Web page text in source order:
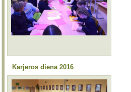
Karjeros diena 2016